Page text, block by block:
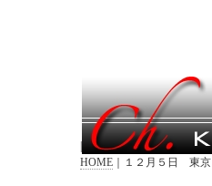
HOME｜１２月５日 東京